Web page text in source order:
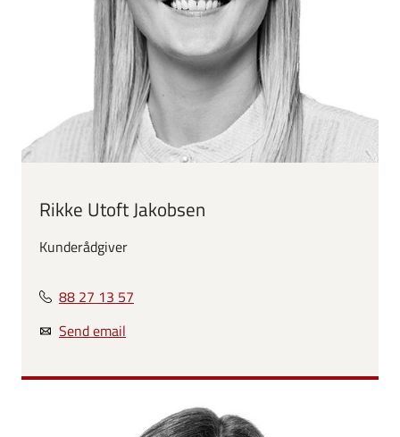
Rikke Utoft Jakobsen
Kunderådgiver
88 27 13 57
Send email